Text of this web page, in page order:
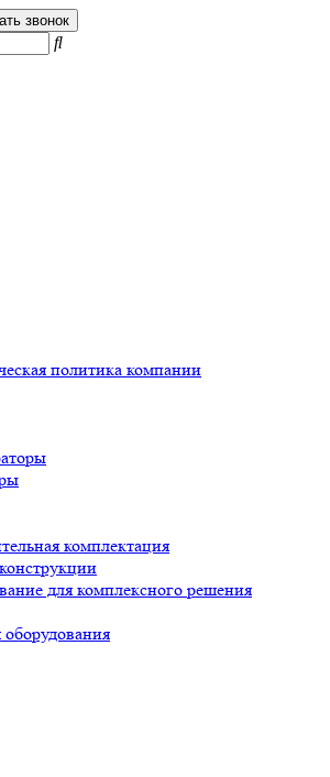
звонок
политика компании
комплектация
для комплексного решения